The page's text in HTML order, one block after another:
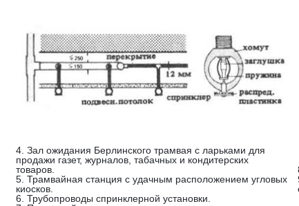
4. Зал ожидания Берлинского трамвая с ларьками для
продажи газет, журналов, табачных и кондитерских
товаров.
5. Трамвайная станция с удачным расположением угловых
киосков.
6. Трубопроводы спринклерной установки.